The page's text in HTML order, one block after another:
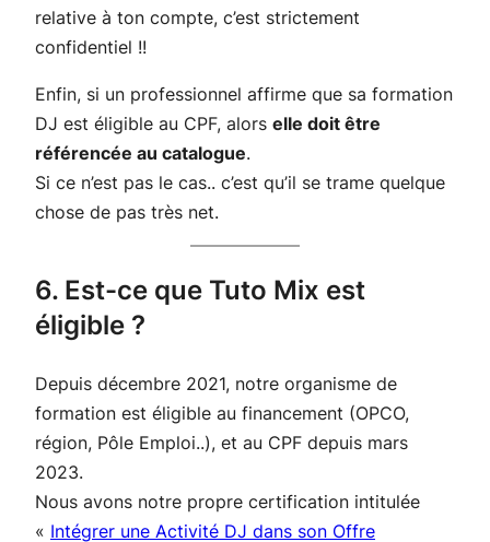
relative à ton compte, c’est strictement
confidentiel !!
Enfin, si un professionnel affirme que sa formation
DJ est éligible au CPF, alors elle doit être
référencée au catalogue.
Si ce n’est pas le cas.. c’est qu’il se trame quelque
chose de pas très net.
6. Est-ce que Tuto Mix est
éligible ?
Depuis décembre 2021, notre organisme de
formation est éligible au financement (OPCO,
région, Pôle Emploi..), et au CPF depuis mars
2023.
Nous avons notre propre certification intitulée
« Intégrer une Activité DJ dans son Offre